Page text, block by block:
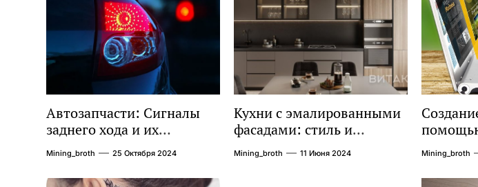
Автозапчасти: Сигналы
заднего хода и их
значение для
безопасности на дороге
Mining_broth 25 Октября 2024
Кухни с эмалированными
фасадами: стиль и
практичность в одном
решении
Mining_broth 11 Июня 2024
простой
Mining_broth